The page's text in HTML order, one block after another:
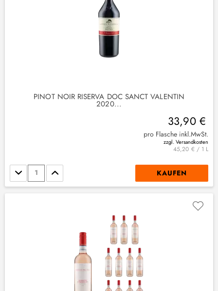
PINOT NOIR RISERVA DOC SANCT VALENTIN
2020...
33,90 €
pro Flasche inkl.MwSt.
zzgl. Versandkosten
45,20 € / 1 L
Stückzahl KAUFEN